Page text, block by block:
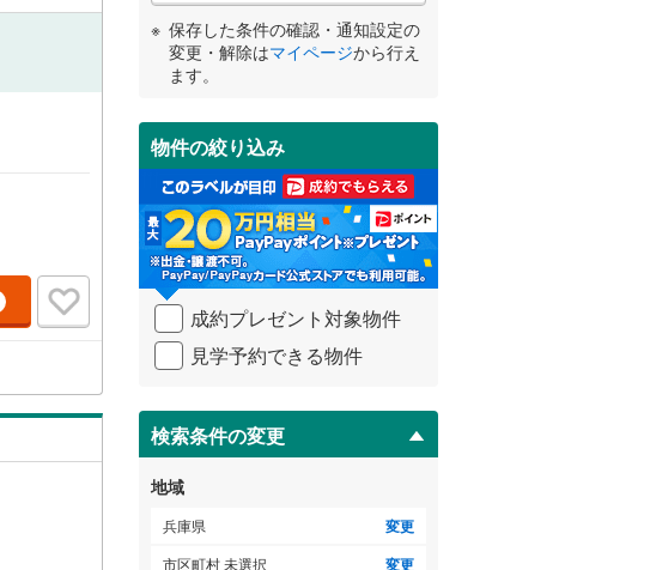
件
受
け
取
る
・
条
件
を
イ
ペ
ジ
に
保
存
す
る
保存した条件の確認・通知設定の
変更・解除はマイページから行え
ます。
物件の絞り込み
成約プレゼント対象物件
見学予約できる物件
検索条件の変更
地域
兵庫県 変更
市区町村 未選択 変更
美方郡香美町(0)
低層マンション（4階建て以
下）（ 0 ）
小学校まで1km以内（0）
ゲストルーム（0）
（2）